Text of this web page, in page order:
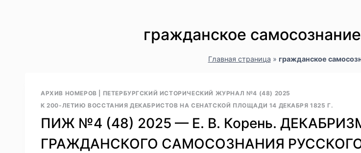
гражданское
Главная страница » гражданское
АРХИВ НОМЕРОВ
ПЕТЕРБУРГСКИЙ ИСТОРИЧЕСКИЙ ЖУРНАЛ №4 (48) 2025
К 200-ЛЕТИЮ ВОССТАНИЯ ДЕКАБРИСТОВ НА СЕНАТСКОЙ ПЛОЩАДИ 14 ДЕКАБРЯ 1825 Г.
ПИЖ №4 (48) 2025 — Е. В. Корень.
ГРАЖДАНСКОГО САМОСОЗНАНИЯ